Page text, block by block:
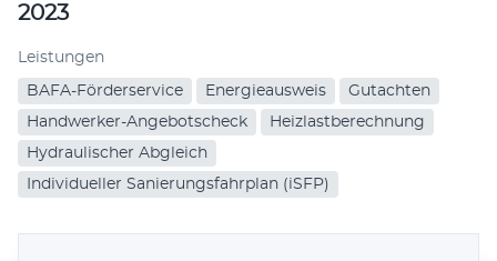
Schnell erstellt
» Informationen zur Echtheit der Bewertungen
2023
Leistungen
BAFA-Förderservice Energieausweis
Gutachten
Handwerker-Angebotscheck
Heizlastberechnung
Hydraulischer Abgleich
Individueller Sanierungsfahrplan (iSFP)